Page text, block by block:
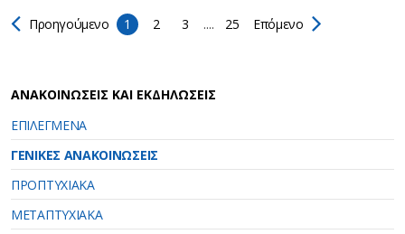
Προηγούμενο 1 2 3 .... 25 Επόμενο
ΑΝΑΚΟΙΝΩΣΕΙΣ ΚΑΙ ΕΚΔΗΛΩΣΕΙΣ
ΕΠΙΛΕΓΜΕΝΑ
ΓΕΝΙΚΕΣ ΑΝΑΚΟΙΝΩΣΕΙΣ
ΠΡΟΠΤΥΧΙΑΚΑ
ΜΕΤΑΠΤΥΧΙΑΚΑ